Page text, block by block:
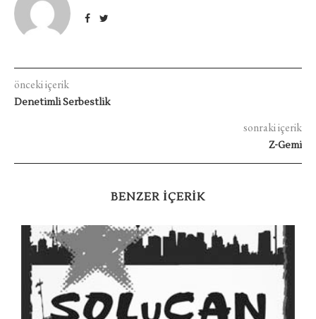
önceki içerik
Denetimli Serbestlik
sonraki içerik
Z-Gemi
BENZER IÇERIK